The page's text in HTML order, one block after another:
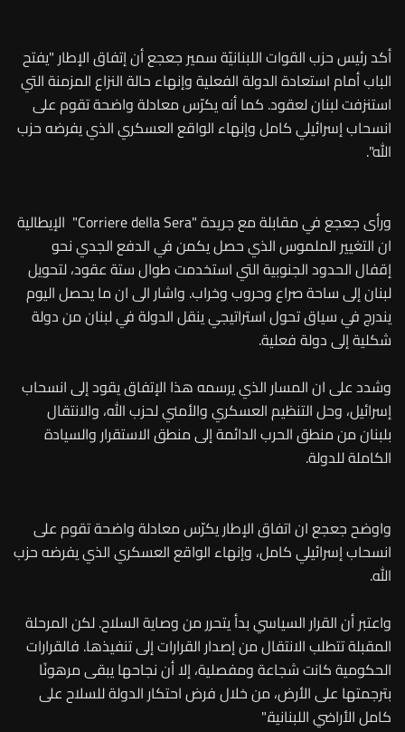
أكد رئيس حزب القوات اللبنانيّة سمير جعجع أن إتفاق الإطار "يفتح
الباب أمام استعادة الدولة الفعلية وإنهاء حالة النزاع المزمنة التي
استنزفت لبنان لعقود. كما أنه يكرّس معادلة واضحة تقوم على
انسحاب إسرائيلي كامل وإنهاء الواقع العسكري الذي يفرضه حزب
الله".
ورأى جعجع في مقابلة مع جريدة "Corriere della Sera" الإيطالية
ان التغيير الملموس الذي حصل يكمن في الدفع الجدي نحو
إقفال الحدود الجنوبية التي استخدمت طوال ستة عقود، لتحويل
لبنان إلى ساحة صراع وحروب وخراب. واشار الى ان ما يحصل اليوم
يندرج في سياق تحول استراتيجي ينقل الدولة في لبنان من دولة
شكلية إلى دولة فعلية.
وشدد على ان المسار الذي يرسمه هذا الإتفاق يقود إلى انسحاب
إسرائيل، وحل التنظيم العسكري والأمني لحزب الله، والانتقال
بلبنان من منطق الحرب الدائمة إلى منطق الاستقرار والسيادة
الكاملة للدولة.
واوضح جعجع ان اتفاق الإطار يكرّس معادلة واضحة تقوم على
انسحاب إسرائيلي كامل، وإنهاء الواقع العسكري الذي يفرضه حزب
الله.
واعتبر أن القرار السياسي بدأ يتحرر من وصاية السلاح. لكن المرحلة
المقبلة تتطلب الانتقال من إصدار القرارات إلى تنفيذها. فالقرارات
الحكومية كانت شجاعة ومفصلية، إلا أن نجاحها يبقى مرهونًا
بترجمتها على الأرض، من خلال فرض احتكار الدولة للسلاح على
كامل الأراضي اللبنانية."